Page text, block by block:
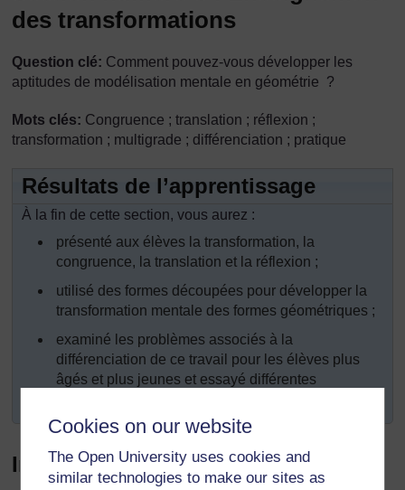
Cookies on our website
The Open University uses cookies and
similar technologies to make our sites as
des transformations
Question clé: Comment pouvez-vous développer les
aptitudes de modélisation mentale en géométrie ?
Mots clés: Congruence ; translation ; réflexion ;
transformation ; multigrade ; différenciation ; pratique
Résultats de l’apprentissage
À la fin de cette section, vous aurez :
présenté aux élèves la transformation, la
congruence, la translation et la réflexion ;
utilisé des formes découpées pour développer la
transformation mentale des formes géométriques ;
examiné les problèmes associés à la
différenciation de ce travail pour les élèves plus
âgés et plus jeunes et essayé différentes
Introduction